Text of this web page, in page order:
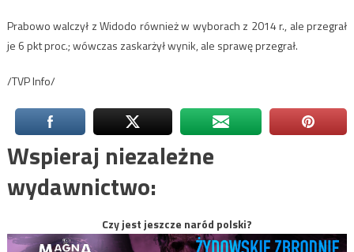
Prabowo walczył z Widodo również w wyborach z 2014 r., ale przegrał
je 6 pkt proc.; wówczas zaskarżył wynik, ale sprawę przegrał.
/TVP Info/
Wspieraj niezależne
wydawnictwo:
Czy jest jeszcze naród polski?